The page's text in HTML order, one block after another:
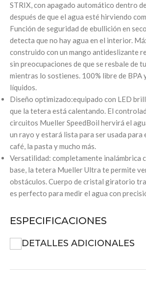
STRIX, con apagado automático dentro
después de que el agua esté hirviendo
Función de seguridad de ebullición en
detecta que no hay agua en el interior.
construido con un mango antideslizante
sin preocupaciones de que se resbale de
mientras lo sostienes. 100% libre de BPA
líquidos.
Diseño optimizado:equipado con LED
que la tetera está calentando. El
circuitos Mueller SpeedBoil hervirá el
un rayo y estará lista para ser usada para
café, la pasta y mucho más.
Versatilidad: completamente inalámbrica
base, la tetera Mueller Ultra te permite
obstáculos. Cuerpo de cristal giratorio
es perfecto para medir el agua con
ESPECIFICACIONES
DETALLES ADICIONALES